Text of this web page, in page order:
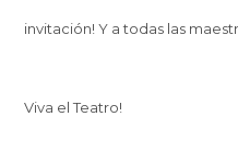
invitación! Y a todas las
Viva el Teatro!